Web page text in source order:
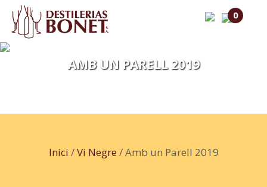
0
AMB UN PARELL 2019
Inici /Vi Negre / Amb un Parell 2019